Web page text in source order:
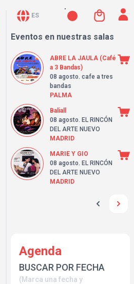
ES
Eventos en nuestras salas
ABRE LA JAULA (Café
a 3 Bandas)
08 agosto. cafe a tres
bandas
PALMA
Baliall
08 agosto. EL RINCÓN
DEL ARTE NUEVO
MADRID
MARIE Y GIO
08 agosto. EL RINCÓN
DEL ARTE NUEVO
MADRID
Agenda
BUSCAR POR FECHA
(Marca una fecha y